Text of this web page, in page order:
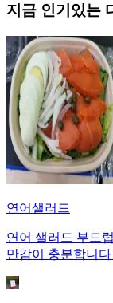
지금 인기있는
연어샐러드
연어 샐러드 부드
만감이 충분합니